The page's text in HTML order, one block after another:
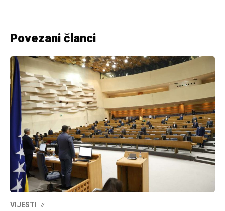
Povezani članci
VIJESTI